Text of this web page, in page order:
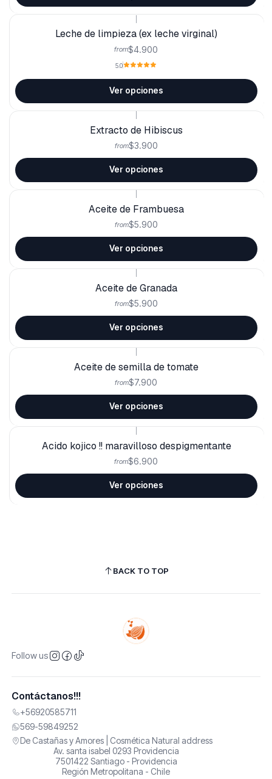
Leche de limpieza (ex leche virginal)
from$4.900
5.0
Ver opciones
Extracto de Hibiscus
from$3.900
Ver opciones
Aceite de Frambuesa
from$5.900
Ver opciones
Aceite de Granada
from$5.900
Ver opciones
Aceite de semilla de tomate
from$7.900
Ver opciones
Acido kojico !! maravilloso despigmentante
from$6.900
Ver opciones
BACK TO TOP
Follow us
Contáctanos!!!
+56920585711
569-59849252
De Castañas y Amores | Cosmética Natural address
Av. santa isabel 0293 Providencia
7501422 Santiago - Providencia
Región Metropolitana - Chile